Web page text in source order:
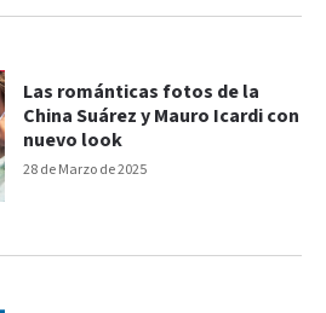
28 de Marzo de 2025
Las románticas fotos de la
China Suárez y Mauro Icardi con
nuevo look